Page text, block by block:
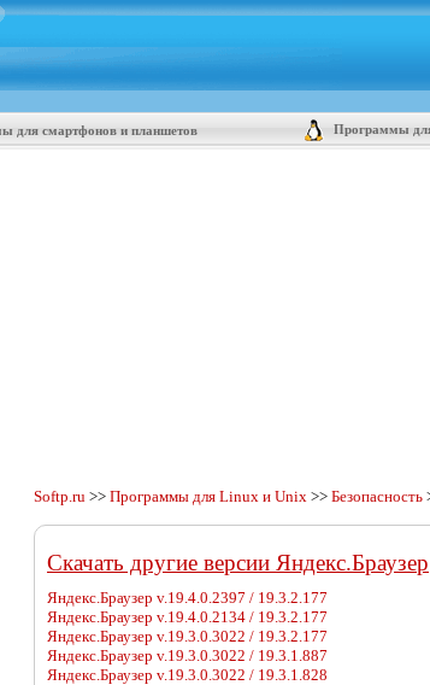
для смартфонов и планшетов Программы
Softp.ru >> Программы для Linux и Unix >> Безопасность
Cкачать другие версии Яндекс.Браузер
Яндекс.Браузер v.19.4.0.2397 / 19.3.2.177
Яндекс.Браузер v.19.4.0.2134 / 19.3.2.177
Яндекс.Браузер v.19.3.0.3022 / 19.3.2.177
Яндекс.Браузер v.19.3.0.3022 / 19.3.1.887
Яндекс.Браузер v.19.3.0.3022 / 19.3.1.828